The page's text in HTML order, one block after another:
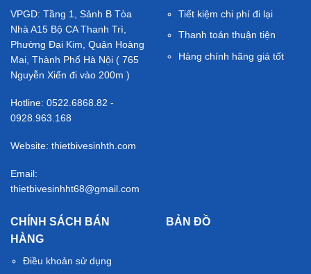
VPGD: Tầng 1, Sảnh B Tòa
Nhà A15 Bộ CA Thanh Trì,
Phường Đại Kim, Quận Hoàng
Mai, Thành Phố Hà Nội ( 765
Nguyễn Xiển đi vào 200m )
Hotline: 0522.6868.82 -
0928.963.168
Website: thietbivesinhth.com
Email:
thietbivesinhht68@gmail.com
Tiết kiệm chi phí đi lại
Thanh toán thuận tiện
Hàng chính hãng giá tốt
CHÍNH SÁCH BÁN
HÀNG
Điều khoản sử dụng
BẢN ĐỒ